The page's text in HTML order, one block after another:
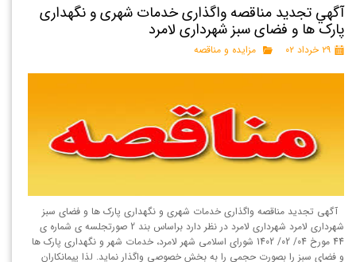
آگهي تجدید مناقصه واگذاری خدمات شهری و نگهداری
پارک ها و فضای سبز شهرداری لامرد
۲۹ خرداد ۰۲ مزایده و مناقصه
آگهی تجدید مناقصه واگذاری خدمات شهری و نگهداری پارک ها و فضای سبز
شهرداری لامرد شهرداری لامرد در نظر دارد براساس بند 2 صورتجلسه ی شماره ی
44 مورخ 04/ 02/ 1402 شورای اسلامی شهر لامرد، خدمات شهر و نگهداری پارک ها
و فضای سبز را بصورت حجمی را به بخش خصوصی واگذار نمايد. لذا پيمانكاران